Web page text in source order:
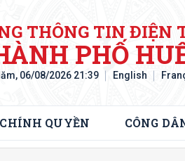
THÔNG TIN ĐIỆN
PHỐ
06/08/2026 21:39 English
CHÍNH QUYỀN CÔNG